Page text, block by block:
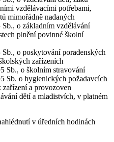
vzdělávacími potřebami,
mimořádně nadaných
o základním vzdělávání
plnění povinné školní
o poskytování poradenských
zařízeních
Sb., o školním stravování
Sb. o hygienických požadavcích
a provozoven
dětí a mladistvích, v platném
v úředních hodinách